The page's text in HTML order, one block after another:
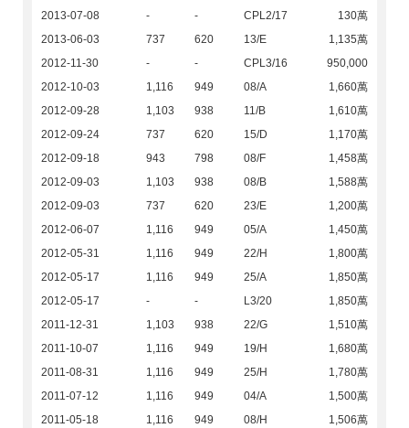
2013-07-08
- - CPL2/17
130萬
2013-06-03
737 620 13/E
1,135萬
2012-11-30
- - CPL3/16
950,000
2012-10-03
1,116 949 08/A
1,660萬
2012-09-28
1,103 938 11/B
1,610萬
2012-09-24
737 620 15/D
1,170萬
2012-09-18
943 798 08/F
1,458萬
2012-09-03
1,103 938 08/B
1,588萬
2012-09-03
737 620 23/E
1,200萬
2012-06-07
1,116 949 05/A
1,450萬
2012-05-31
1,116 949 22/H
1,800萬
2012-05-17
1,116 949 25/A
1,850萬
2012-05-17
- - L3/20
1,850萬
2011-12-31
1,103 938 22/G
1,510萬
2011-10-07
1,116 949 19/H
1,680萬
2011-08-31
1,116 949 25/H
1,780萬
2011-07-12
1,116 949 04/A
1,500萬
2011-05-18
1,116 949 08/H
1,506萬